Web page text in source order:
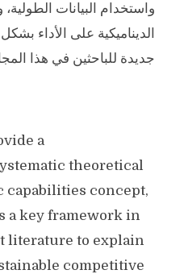
واستخدام البيانات
الديناميكية على الأداء
جديدة للباحثين في هذا
a
theoretical
capabilities concept,
a key framework in
literature to explain
competitive